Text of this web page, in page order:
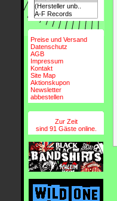
Preise und Versand
Datenschutz
AGB
Impressum
Kontakt
Site Map
Aktionskupon
Newsletter
abbestellen
Zur Zeit
sind 91 Gäste online.